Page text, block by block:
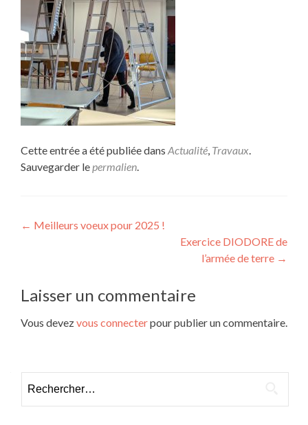
Cette entrée a été publiée dans Actualité, Travaux.
Sauvegarder lepermalien.
Navigation
← Meilleurs voeux pour 2025 !
Exercice DIODORE de
l’armée de terre →
Laisser un commentaire
Vous devezvous connecterpour publier un commentaire.